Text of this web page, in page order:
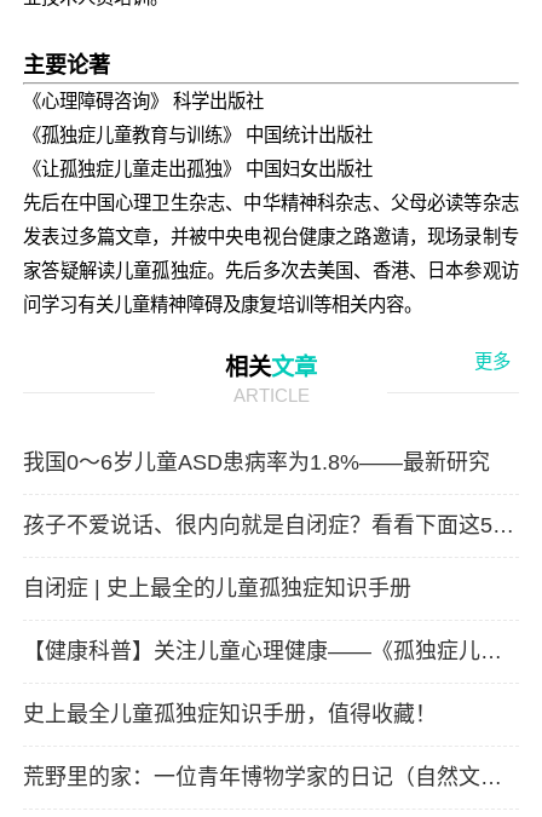
主要论著
《心理障碍咨询》 科学出版社
《孤独症儿童教育与训练》 中国统计出版社
《让孤独症儿童走出孤独》 中国妇女出版社
先后在中国心理卫生杂志、中华精神科杂志、父母必读等杂志
发表过多篇文章，并被中央电视台健康之路邀请，现场录制专
家答疑解读儿童孤独症。 先后多次去美国、香港、日本参观访
问学习有关儿童精神障碍及康复培训等相关内容。
相关文章
ARTICLE
更多
我国0～6岁儿童ASD患病率为1.8%——最新研究
孩子不爱说话、很内向就是自闭症？看看下面这5个
表现
自闭症 | 史上最全的儿童孤独症知识手册
【健康科普】关注儿童心理健康——《孤独症儿童
康复手册》
史上最全儿童孤独症知识手册，值得收藏！
荒野里的家：一位青年博物学家的日记（自然文学